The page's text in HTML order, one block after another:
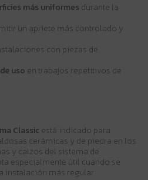
más uniformes durante la
un apriete más controlado y
con piezas de
uso en trabajos repetitivos de
Classic está indicado para
cerámicas y de piedra en los
y calzos del sistema de
especialmente útil cuando se
instalación más regular.